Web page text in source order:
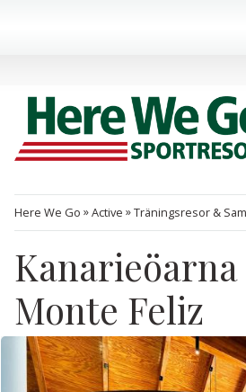
Here We Go »Active »Träningsresor &
Monte Feliz